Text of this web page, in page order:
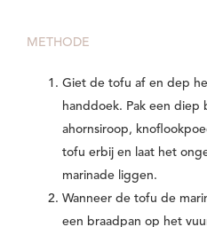
METHODE
Giet de tofu af en dep
handdoek. Pak een diep
ahornsiroop,
tofu erbij en laat het
marinade liggen.
Wanneer de tofu de
een braadpan op het